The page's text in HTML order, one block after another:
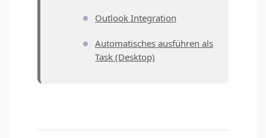
Outlook Integration
Automatisches ausführen als
Task (Desktop)